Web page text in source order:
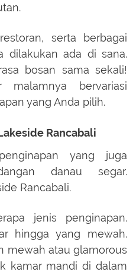
serta berbagai
dilakukan ada di sana.
bosan sama sekali!
bervariasi
yang Anda pilih.
Rancabali
yang juga
danau segar.
Rancabali.
jenis penginapan.
hingga yang mewah.
mewah atau glamorous
kamar mandi di dalam